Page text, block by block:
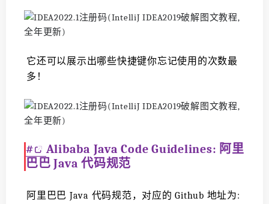
它还可以展示出哪些快捷键你忘记使用的次数最
多！
#
Alibaba Java Code Guidelines: 阿里
巴巴 Java 代码规范
阿里巴巴 Java 代码规范，对应的 Github 地址为: